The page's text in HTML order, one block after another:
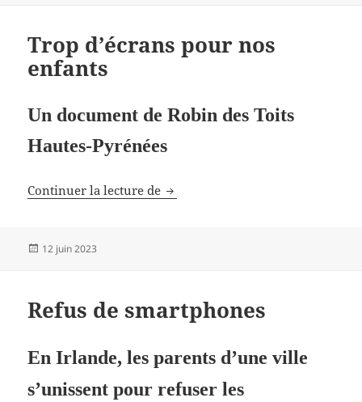
Trop d’écrans pour nos
enfants
Un document de Robin des Toits
Hautes-Pyrénées
Continuer la lecture de Trop d’écrans pour nos enfants
Publié
12 juin 2023
Refus de smartphones
En Irlande, les parents d’une ville
s’unissent pour refuser les